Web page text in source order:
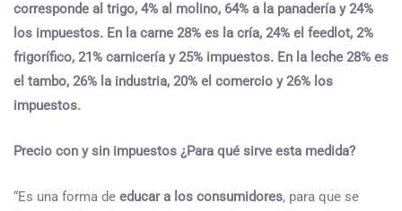
corresponde al trigo, 4% al molino, 64% a la panadería y 24%
los impuestos. En la carne 28% es la cría, 24% el feedlot, 2%
frigorífico, 21% carnicería y 25% impuestos. En la leche 28% es
el tambo, 26% la industria, 20% el comercio y 26% los
impuestos.
Precio con y sin impuestos ¿Para qué sirve esta medida?
“Es una forma de educar a los consumidores, para que se